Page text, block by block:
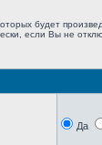
будет
если Вы не
Да